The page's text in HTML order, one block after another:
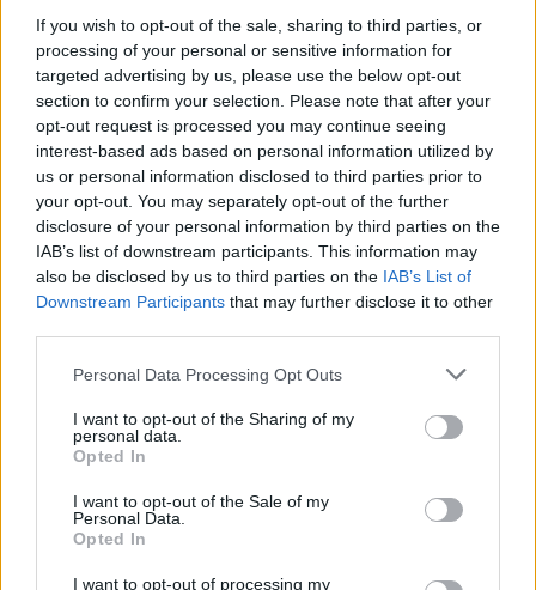
If you wish to opt-out of the sale, sharing to third parties, or
processing of your personal or sensitive information for
targeted advertising by us, please use the below opt-out
section to confirm your selection. Please note that after your
opt-out request is processed you may continue seeing
interest-based ads based on personal information utilized by
us or personal information disclosed to third parties prior to
your opt-out. You may separately opt-out of the further
disclosure of your personal information by third parties on the
IAB’s list of downstream participants. This information may
also be disclosed by us to third parties on the IAB’s List of
Downstream Participants that may further disclose it to other
Personal Data Processing Opt Outs
I want to opt-out of the Sharing of my
personal data.
Opted In
I want to opt-out of the Sale of my
Personal Data.
Opted In
I want to opt-out of processing my
ΣΧΕΤΙΚΆ TAGS
Αυγά Υγεία Ασπράδια
Γίνε ο ρεπόρτερ του CRETALIVE
ΣΤΕΊΛΕ ΤΗΝ ΕΊΔΗΣΗ
Ροή ειδήσεων Δημοφιλή
09:52
Ιός Δυτικού Νείλου: Όλη η Αττική στο επίκεντρο των